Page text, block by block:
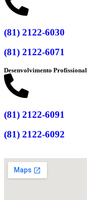
(81) 2122-6030
(81) 2122-6071
Desenvolvimento Profissional
(81) 2122-6091
(81) 2122-6092